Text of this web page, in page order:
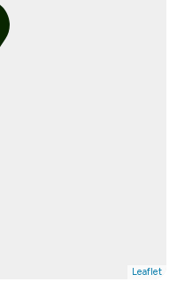
Leaflet